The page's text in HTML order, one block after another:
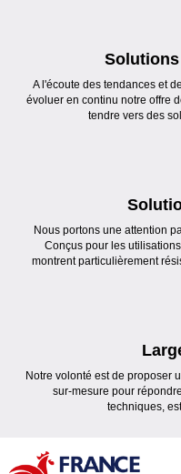
A l'écoute des tendances et
évoluer en continu notre offre
tendre vers des
Nous portons une attention
Conçus pour les
montrent particulièrement
Notre volonté est de proposer
sur-mesure pour
techniques,